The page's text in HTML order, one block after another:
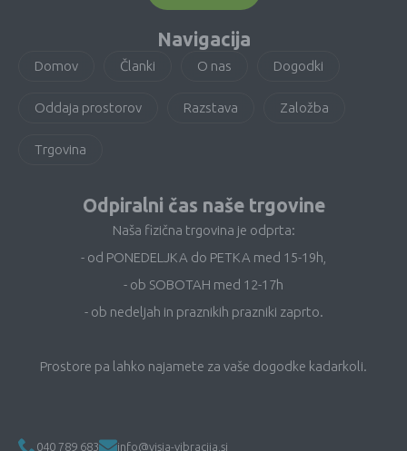
Navigacija
Domov Članki O nas Dogodki
Oddaja prostorov Razstava Založba
Trgovina
Odpiralni čas naše trgovine
Naša fizična trgovina je odprta:
- od PONEDELJKA do PETKA med 15-19h,
- ob SOBOTAH med 12-17h
- ob nedeljah in praznikih prazniki zaprto.
Prostore pa lahko najamete za vaše dogodke kadarkoli.
040 789 683 info@visja-vibracija.si